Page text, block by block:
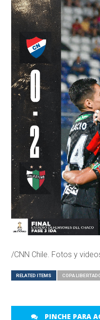
/CNN Chile. Fotos y
RELATED ITEMS COPA
PINCHE PARA